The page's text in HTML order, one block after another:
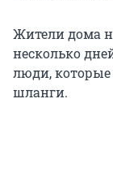
Жители дома
несколько
люди, которые
шланги.